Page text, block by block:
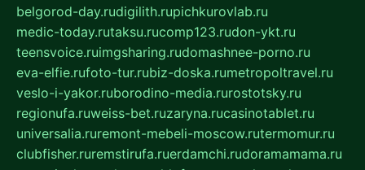
belgorod-day.rudigilith.rupichkurovlab.ru
medic-today.rutaksu.rucomp123.rudon-ykt.ru
teensvoice.ruimgsharing.rudomashnee-porno.ru
eva-elfie.rufoto-tur.rubiz-doska.rumetropoltravel.ru
veslo-i-yakor.ruborodino-media.rurostotsky.ru
regionufa.ruweiss-bet.ruzaryna.rucasinotablet.ru
universalia.ruremont-mebeli-moscow.rutermomur.ru
clubfisher.ruremstirufa.ruerdamchi.rudoramamama.ru